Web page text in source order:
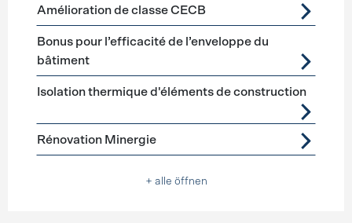
Förderprogramme Gebäudehülle Sanierung
Amélioration de classe CECB
Bonus pour l’efficacité de l’enveloppe du
bâtiment
Isolation thermique d'éléments de construction
Rénovation Minergie
+ alle öffnen